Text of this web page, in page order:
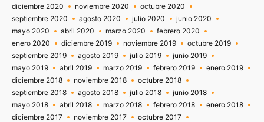
diciembre 2020
noviembre 2020
octubre 2020
septiembre 2020
agosto 2020 julio 2020
junio 2020
mayo 2020
abril 2020 marzo 2020
febrero 2020
enero 2020
diciembre 2019 noviembre 2019
octubre 2019
septiembre 2019
agosto 2019 julio 2019
junio 2019
mayo 2019
abril 2019 marzo 2019 febrero 2019
enero 2019
diciembre 2018
noviembre 2018
octubre 2018
septiembre 2018
agosto 2018 julio 2018
junio 2018
mayo 2018
abril 2018 marzo 2018 febrero 2018
enero 2018
diciembre 2017
noviembre 2017
octubre 2017